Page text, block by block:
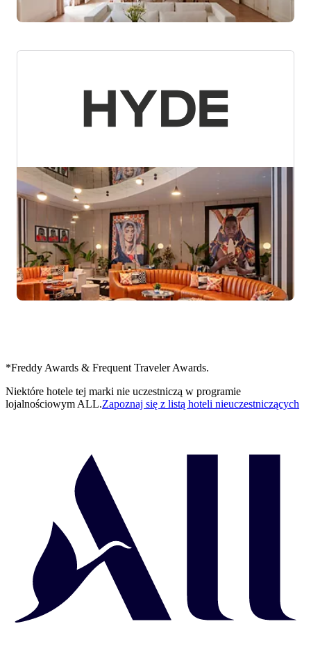
*Freddy Awards & Frequent Traveler Awards.
Niektóre hotele tej marki nie uczestniczą w programie
lojalnościowym ALL.Zapoznaj się z listą hoteli nieuczestniczących